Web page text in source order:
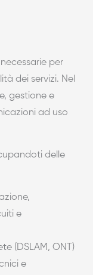
per
dei servizi. Nel
gestione e
ad uso
delle
e
(DSLAM, ONT)
e